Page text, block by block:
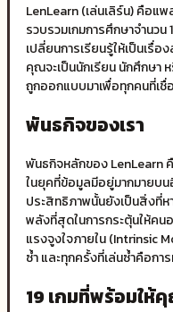
LenLearn (เล่นเลิร์น) คือแ
รวบรวมเกมการศึกษาจำนวน
เปลี่ยนการเรียนรู้ให้เป็นเรื่อ
คุณจะเป็นนักเรียน นักศึกษา
ถูกออกแบบมาเพื่อทุกคนที่เชื่
พันธกิจของเรา
พันธกิจหลักของ LenLearn คื
ในยุคที่ข้อมูลมีอยู่มากมายบน
ประสิทธิภาพนั้นยังเป็นสิ่งที่ห
พลังที่สุดในการกระตุ้นให้คน
แรงจูงใจภายใน (Intrinsic
ซ้ำ และทุกครั้งที่เล่นซ้ำคือกา
19 เกมที่พร้อมให้